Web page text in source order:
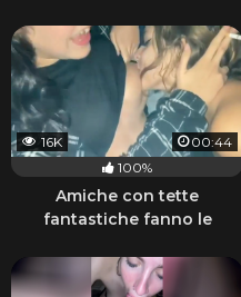
16K
00:44
100%
Amiche con tette
fantastiche fanno le